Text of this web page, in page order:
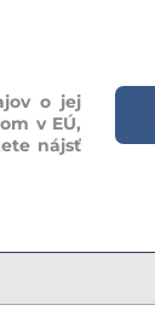
o jej
v EÚ,
nájsť